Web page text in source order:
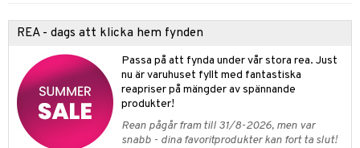
REA - dags att klicka hem fynden
Passa på att fynda under vår stora rea. Just
nu är varuhuset fyllt med fantastiska
reapriser på mängder av spännande
produkter!
Rean pågår fram till 31/8-2026, men var
snabb - dina favoritprodukter kan fort ta slut!